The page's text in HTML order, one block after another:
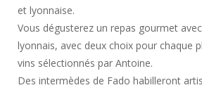
et lyonnaise.
Vous dégusterez un repas gourmet
lyonnais, avec deux choix pour chaque
vins sélectionnés par Antoine.
Des intermèdes de Fado habilleront